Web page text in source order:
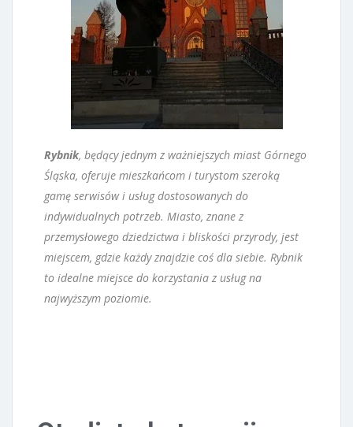
Rybnik, będący jednym z ważniejszych miast Górnego
Śląska, oferuje mieszkańcom i turystom szeroką
gamę serwisów i usług dostosowanych do
indywidualnych potrzeb. Miasto, znane z
przemysłowego dziedzictwa i bliskości przyrody, jest
miejscem, gdzie każdy znajdzie coś dla siebie. Rybnik
to idealne miejsce do korzystania z usług na
najwyższym poziomie.